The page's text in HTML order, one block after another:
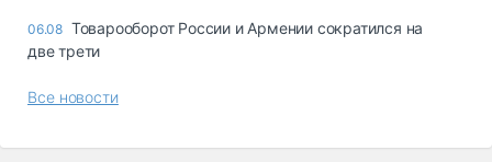
06.08 Товарооборот России и Армении сократился на
две трети
Все новости